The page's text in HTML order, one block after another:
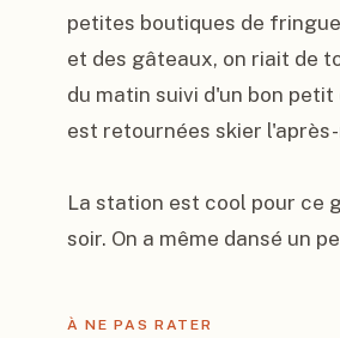
petites boutiques de
et des gâteaux, on riait de
du matin suivi d'un bon
est retournées skier
La station est cool pour ce
soir. On a même dansé un
À NE PAS RATER